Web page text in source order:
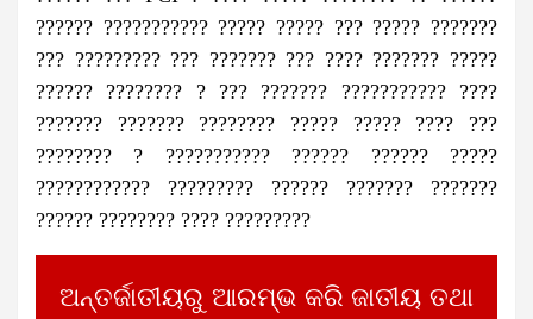
?????? ??????????? ????? ????? ??? ????? ???????
??? ????????? ??? ??????? ??? ???? ??????? ?????
?????? ???????? ? ??? ??????? ??????????? ????
??????? ??????? ???????? ????? ????? ???? ???
???????? ? ??????????? ?????? ?????? ?????
???????????? ????????? ?????? ??????? ???????
?????? ???????? ???? ?????????
ଅନ୍ତର୍ଜାତୀୟରୁ ଆରମ୍ଭ କରି ଜାତୀୟ ତଥା